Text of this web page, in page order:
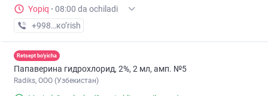
Yopiq · 08:00 da ochiladi
+998 (55) XXX-XX-XX
кo’rish
Retsept bo'yicha
Папаверина гидрохлорид, 2%, 2 мл, амп. №5
Radiks, ООО (Узбекистан)